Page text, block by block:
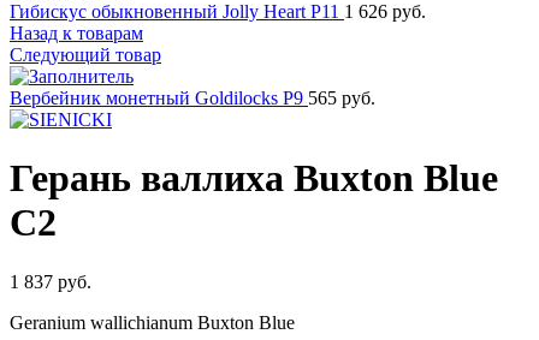
Гибискус обыкновенный Jolly Heart P11 1 626 руб.
Назад к товарам
Следующий товар
Вербейник монетный Goldilocks P9 565 руб.
Герань валлиха Buxton Blue
C2
1 837 руб.
Geranium wallichianum Buxton Blue